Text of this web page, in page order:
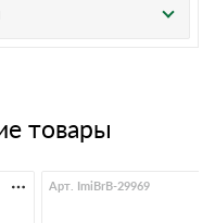
товары
Арт. ImiBrB-29969